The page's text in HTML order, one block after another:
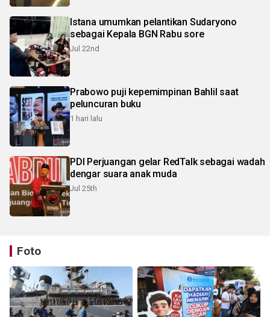
Istana umumkan pelantikan Sudaryono
sebagai Kepala BGN Rabu sore
Jul 22nd
Prabowo puji kepemimpinan Bahlil saat
peluncuran buku
1 hari lalu
PDI Perjuangan gelar RedTalk sebagai wadah
dengar suara anak muda
Jul 25th
Foto